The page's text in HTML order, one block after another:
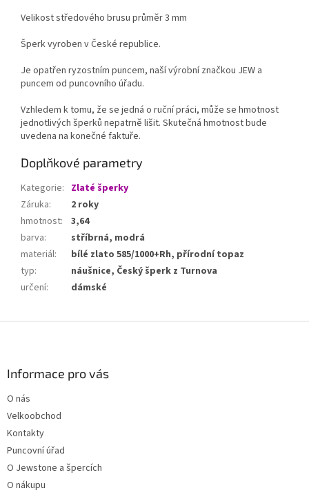
Velikost středového brusu průměr 3 mm
Šperk vyroben v České republice.
Je opatřen ryzostním puncem, naší výrobní značkou JEW a
puncem od puncovního úřadu.
Vzhledem k tomu, že se jedná o ruční práci, může se hmotnost
jednotlivých šperků nepatrně lišit. Skutečná hmotnost bude
uvedena na konečné faktuře.
Doplňkové parametry
Kategorie: Zlaté šperky
Záruka:
2 roky
hmotnost:
3,64
barva:
stříbrná, modrá
materiál:
bílé zlato 585/1000+Rh, přírodní topaz
typ:
náušnice, Český šperk z Turnova
určení: dámské
Informace pro vás
O nás
Velkoobchod
Kontakty
Puncovní úřad
O Jewstone a špercích
O nákupu